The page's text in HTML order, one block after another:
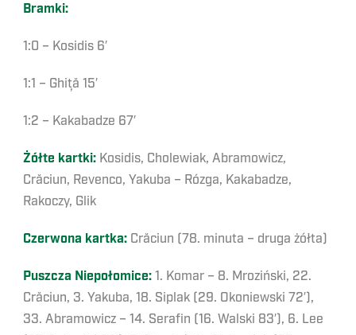
Bramki:
1:0 – Kosidis 6′
1:1 – Ghiță 15′
1:2 – Kakabadze 67′
Żółte kartki: Kosidis, Cholewiak, Abramowicz,
Crăciun, Revenco, Yakuba – Rózga, Kakabadze,
Rakoczy, Glik
Czerwona kartka: Crăciun (78. minuta – druga żółta)
Puszcza Niepołomice: 1. Komar – 8. Mroziński, 22.
Crăciun, 3. Yakuba, 18. Siplak (29. Okoniewski 72′),
33. Abramowicz – 14. Serafin (16. Walski 83′), 6. Lee